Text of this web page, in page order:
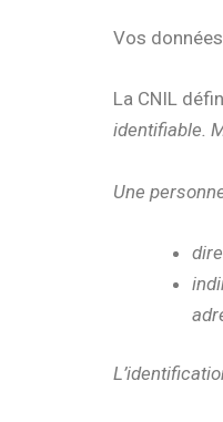
Vos
La CNIL
identifiable.
Une